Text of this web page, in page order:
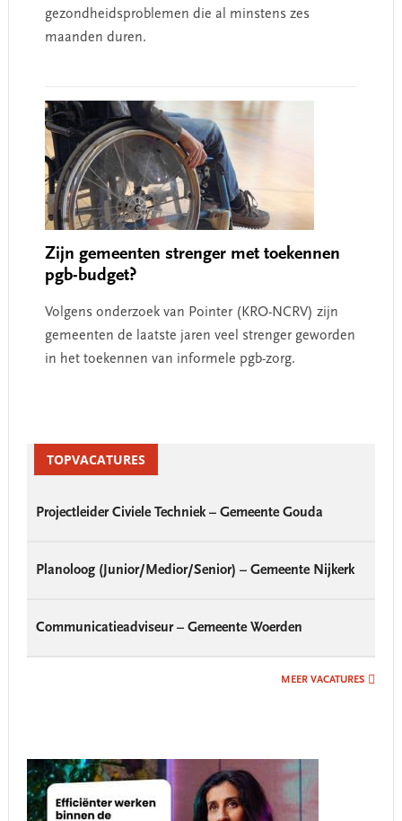
gezondheidsproblemen die al minstens zes
maanden duren.
Zijn gemeenten strenger met toekennen
pgb-budget?
Volgens onderzoek van Pointer (KRO-NCRV) zijn
gemeenten de laatste jaren veel strenger geworden
in het toekennen van informele pgb-zorg.
SidebarTOPVACATURES
Projectleider Civiele Techniek – Gemeente Gouda
Planoloog (Junior/Medior/Senior) – Gemeente Nijkerk
Communicatieadviseur – Gemeente Woerden
MEER VACATURES